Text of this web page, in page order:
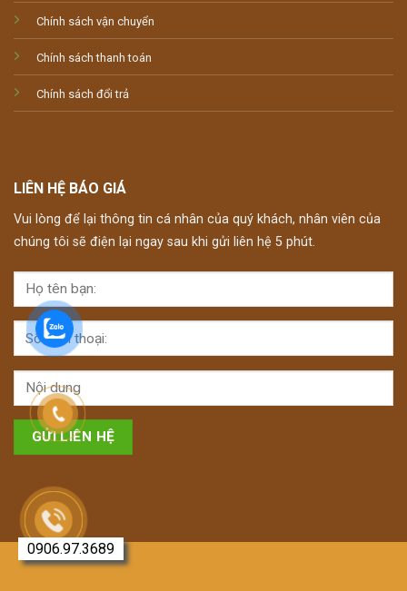
Chính sách vận chuyển
Chính sách thanh toán
Chính sách đổi trả
LIÊN HỆ BÁO GIÁ
Vui lòng để lại thông tin cá nhân của quý khách, nhân viên của
chúng tôi sẽ điện lại ngay sau khi gửi liên hệ 5 phút.
0906.97.3689